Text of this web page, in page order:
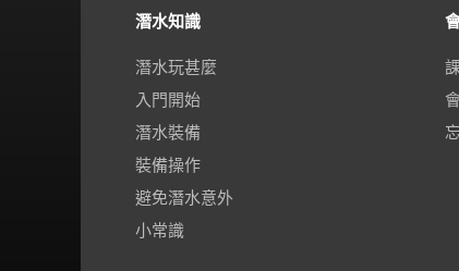
潛水知識
潛水玩甚麼
入門開始
潛水裝備
裝備操作
避免潛水意外
小常識